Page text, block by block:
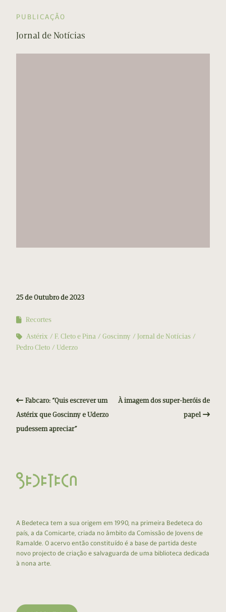
PUBLICAÇÃO
Jornal de Notícias
25 de Outubro de 2023
Recortes
Astérix
F. Cleto e Pina Goscinny
Jornal de Notícias
Pedro Cleto
Uderzo
Fabcaro: “Quis escrever um
Astérix que Goscinny e Uderzo
pudessem apreciar”
À imagem dos super-heróis de
papel
A Bedeteca tem a sua origem em 1990, na primeira Bedeteca do
país, a da Comicarte, criada no âmbito da Comissão de Jovens de
Ramalde. O acervo então constituído é a base de partida deste
novo projecto de criação e salvaguarda de uma biblioteca dedicada
à nona arte.